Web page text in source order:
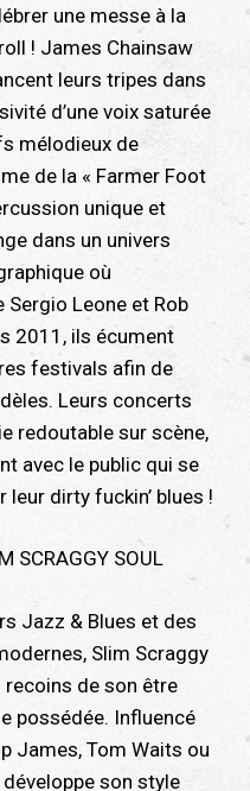
une messe à la
! James Chainsaw
leurs tripes dans
d’une voix saturée
mélodieux de
de la « Farmer Foot
unique et
dans un univers
où
Sergio Leone et Rob
2011, ils écument
festivals afin de
Leurs concerts
redoutable sur scène,
avec le public qui se
dirty fuckin’ blues !
SCRAGGY SOUL
Jazz & Blues et des
Slim Scraggy
recoins de son être
possédée. Influencé
James, Tom Waits ou
son style